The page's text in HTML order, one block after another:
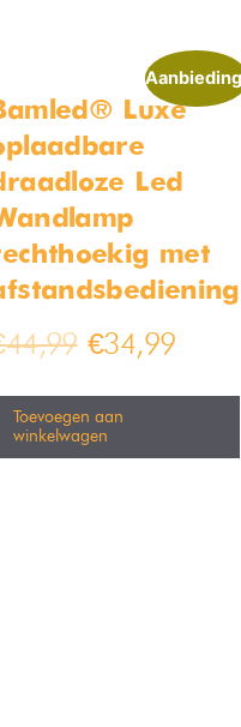
Luxe
Led
met
44,99 €34,99
Toevoegen aan
winkelwagen